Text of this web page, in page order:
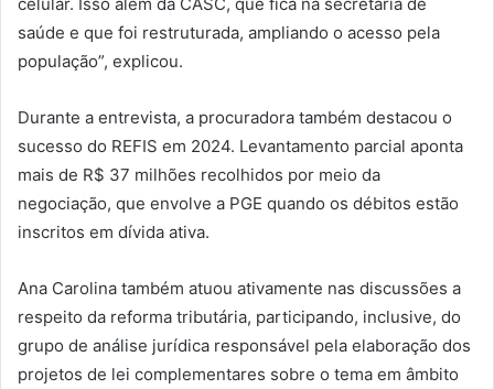
saúde e que foi restruturada, ampliando o acesso pela
população”, explicou.
Durante a entrevista, a procuradora também destacou o
sucesso do REFIS em 2024. Levantamento parcial aponta
mais de R$ 37 milhões recolhidos por meio da
negociação, que envolve a PGE quando os débitos estão
inscritos em dívida ativa.
Ana Carolina também atuou ativamente nas discussões a
respeito da reforma tributária, participando, inclusive, do
grupo de análise jurídica responsável pela elaboração dos
projetos de lei complementares sobre o tema em âmbito